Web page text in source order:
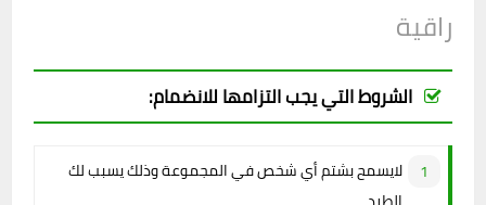
راقية
الشروط التي يجب التزامها للانضمام:
لايسمح بشتم أي شخص في المجموعة وذلك يسبب لك